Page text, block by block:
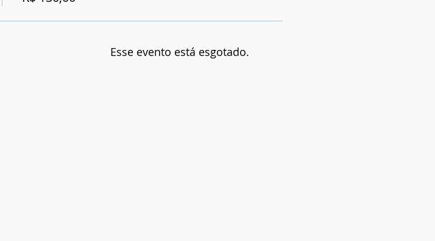
Esse evento está esgotado.